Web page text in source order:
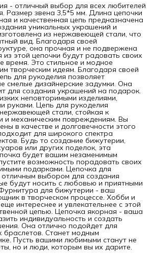
- отличный выбор для всех любителей
Размер звена 3,5*5 мм. Длина цепочки
и качественная цепь предназначена
уникальных украшений и
из нержавеющей стали, что
вид. Благодаря своей
она прочная и не подвержена
из этой цепочки будут радовать своих
время. Это стильное и модное
творческим идеям. Благодаря своей
для рукоделия позволяет
смелые дизайнерские задумки. Она
для создания украшений на подарок.
неповторимыми изделиями,
руками. Цепь для рукоделия
стали, стойкая к
и механическим повреждениям. Вы
в качестве и долговечности этого
для широкого спектра
Будь то создание бижутерии,
или других поделок, эта
будет вашим незаменимым
возможность порадовать своих
подарками. Цепочка для
выбором для создания
будут носить с любовью и приятными
для бижутерии - ваш
в творческом процессе. Хобби и
интереснее и увлекательнее с этой
цепью. Цепочка якорная - ваша
индивидуальность и создать
Она отлично подойдет для
браслетов. Станет модным
Пусть вашими любимыми станут не
но и люди, которым вы их дарите.